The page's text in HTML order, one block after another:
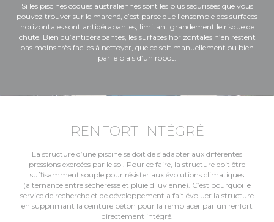
Si les piscines coques australiennes sont les plus sécurisées que vous
pouvez trouver sur le marché, c’est parce que l’ensemble des surfaces
horizontales sont antidérapantes, limitant grandement le risque de
chute. Bien qu’antidérapantes, les surfaces horizontales n’en restent
pas moins très faciles à nettoyer, que ce soit manuellement ou bien
par le biais d’un robot.
RENFORT INTÉGRÉ
La structure d’une piscine se doit de s’adapter aux différentes
pressions exercées par le sol. Pour ce faire, la structure doit être
suffisamment souple pour résister aux évolutions climatiques
(alternance entre sécheresse et pluie diluvienne). C’est pourquoi le
service de recherche et de développement a fait évoluer la structure
en supprimant la ceinture béton pour la remplacer par un renfort
directement intégré.